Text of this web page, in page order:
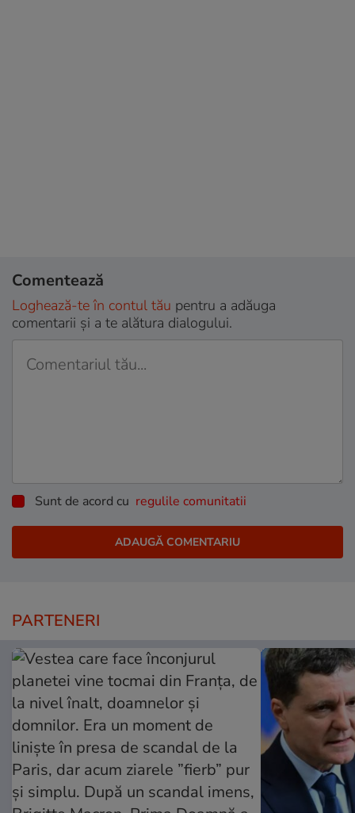
Comentează
Loghează-te în contul tău pentru a adăuga
comentarii și a te alătura dialogului.
Sunt de acord cu regulile comunitatii
PARTENERI